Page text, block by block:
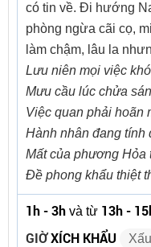
có tin về. Đi hướng
phòng ngừa cãi cọ,
làm chậm, lâu la
Lưu niên mọi việc
Mưu cầu lúc chửa
Việc quan phải hoãn
Hành nhân đang tính
Mất của phương Hỏa
Đề phong khẩu thiệt
1h - 3h và từ 13h -
GIỜXÍCH KHẨU
Xấu